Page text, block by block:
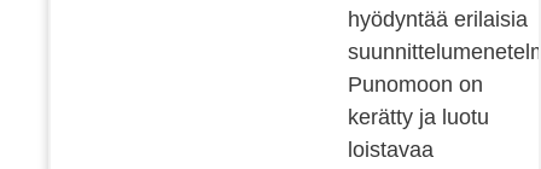
hyödyntää erilaisia
Punomoon on
kerätty ja luotu
loistavaa